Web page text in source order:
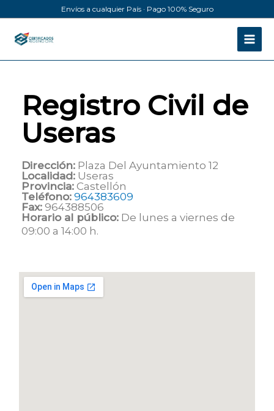
al
contenido
Envíos a cualquier País · Pago 100% Seguro
Registro Civil de
Useras
Dirección: Plaza Del Ayuntamiento 12
Localidad: Useras
Provincia: Castellón
Teléfono: 964383609
Fax: 964388506
Horario al público: De lunes a viernes de
09:00 a 14:00 h.